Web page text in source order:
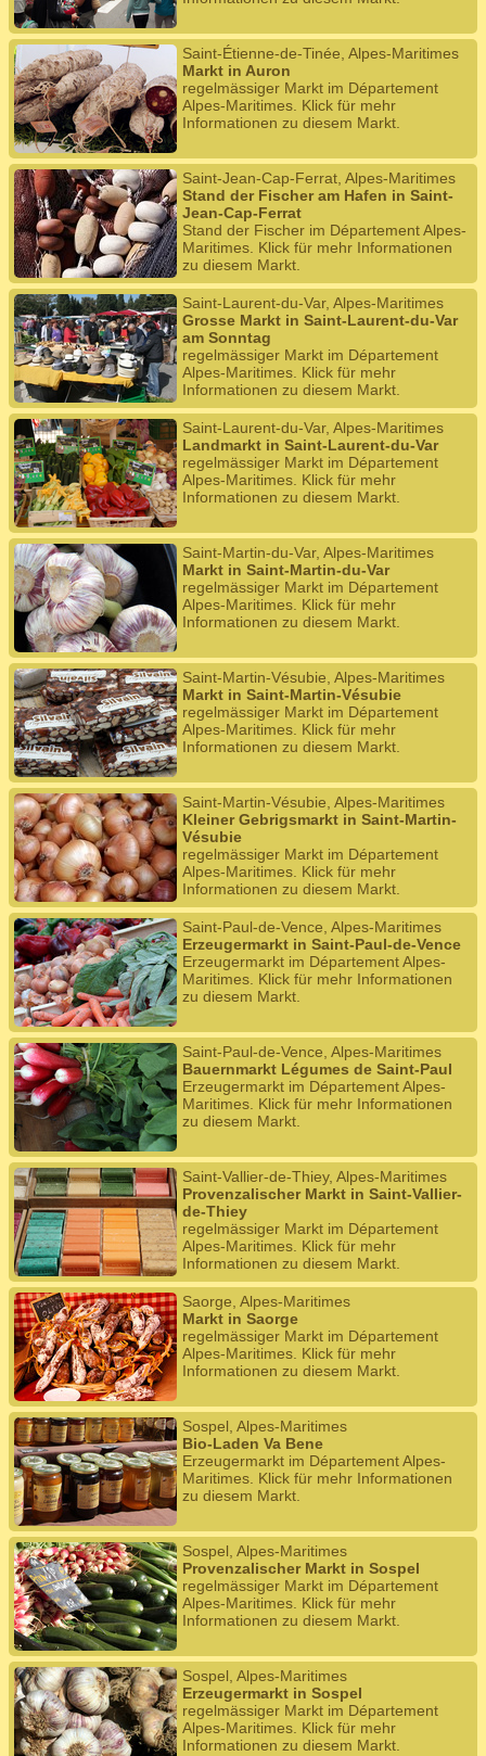
Saint-Étienne-de-Tinée, Alpes-Maritimes
Markt in Auron
regelmässiger Markt im Département
Alpes-Maritimes. Klick für mehr
Informationen zu diesem Markt.
Saint-Jean-Cap-Ferrat, Alpes-Maritimes
Stand der Fischer am Hafen in Saint-
Jean-Cap-Ferrat
Stand der Fischer im Département Alpes-
Maritimes. Klick für mehr Informationen
zu diesem Markt.
Saint-Laurent-du-Var, Alpes-Maritimes
Grosse Markt in Saint-Laurent-du-Var
am Sonntag
regelmässiger Markt im Département
Alpes-Maritimes. Klick für mehr
Informationen zu diesem Markt.
Saint-Laurent-du-Var, Alpes-Maritimes
Landmarkt in Saint-Laurent-du-Var
regelmässiger Markt im Département
Alpes-Maritimes. Klick für mehr
Informationen zu diesem Markt.
Saint-Martin-du-Var, Alpes-Maritimes
Markt in Saint-Martin-du-Var
regelmässiger Markt im Département
Alpes-Maritimes. Klick für mehr
Informationen zu diesem Markt.
Saint-Martin-Vésubie, Alpes-Maritimes
Markt in Saint-Martin-Vésubie
regelmässiger Markt im Département
Alpes-Maritimes. Klick für mehr
Informationen zu diesem Markt.
Saint-Martin-Vésubie, Alpes-Maritimes
Kleiner Gebrigsmarkt in Saint-Martin-
Vésubie
regelmässiger Markt im Département
Alpes-Maritimes. Klick für mehr
Informationen zu diesem Markt.
Saint-Paul-de-Vence, Alpes-Maritimes
Erzeugermarkt in Saint-Paul-de-Vence
Erzeugermarkt im Département Alpes-
Maritimes. Klick für mehr Informationen
zu diesem Markt.
Saint-Paul-de-Vence, Alpes-Maritimes
Bauernmarkt Légumes de Saint-Paul
Erzeugermarkt im Département Alpes-
Maritimes. Klick für mehr Informationen
zu diesem Markt.
Saint-Vallier-de-Thiey, Alpes-Maritimes
Provenzalischer Markt in Saint-Vallier-
de-Thiey
regelmässiger Markt im Département
Alpes-Maritimes. Klick für mehr
Informationen zu diesem Markt.
Saorge, Alpes-Maritimes
Markt in Saorge
regelmässiger Markt im Département
Alpes-Maritimes. Klick für mehr
Informationen zu diesem Markt.
Sospel, Alpes-Maritimes
Bio-Laden Va Bene
Erzeugermarkt im Département Alpes-
Maritimes. Klick für mehr Informationen
zu diesem Markt.
Sospel, Alpes-Maritimes
Provenzalischer Markt in Sospel
regelmässiger Markt im Département
Alpes-Maritimes. Klick für mehr
Informationen zu diesem Markt.
Sospel, Alpes-Maritimes
Erzeugermarkt in Sospel
regelmässiger Markt im Département
Alpes-Maritimes. Klick für mehr
Informationen zu diesem Markt.